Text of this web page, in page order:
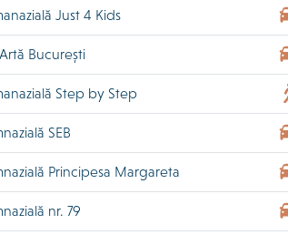
Just 4 Kids
București
Step by Step
SEB
Principesa Margareta
nr. 79